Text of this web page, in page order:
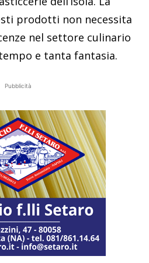
prodotti non necessita
nel settore culinario
e tanta fantasia.
Pubblicità